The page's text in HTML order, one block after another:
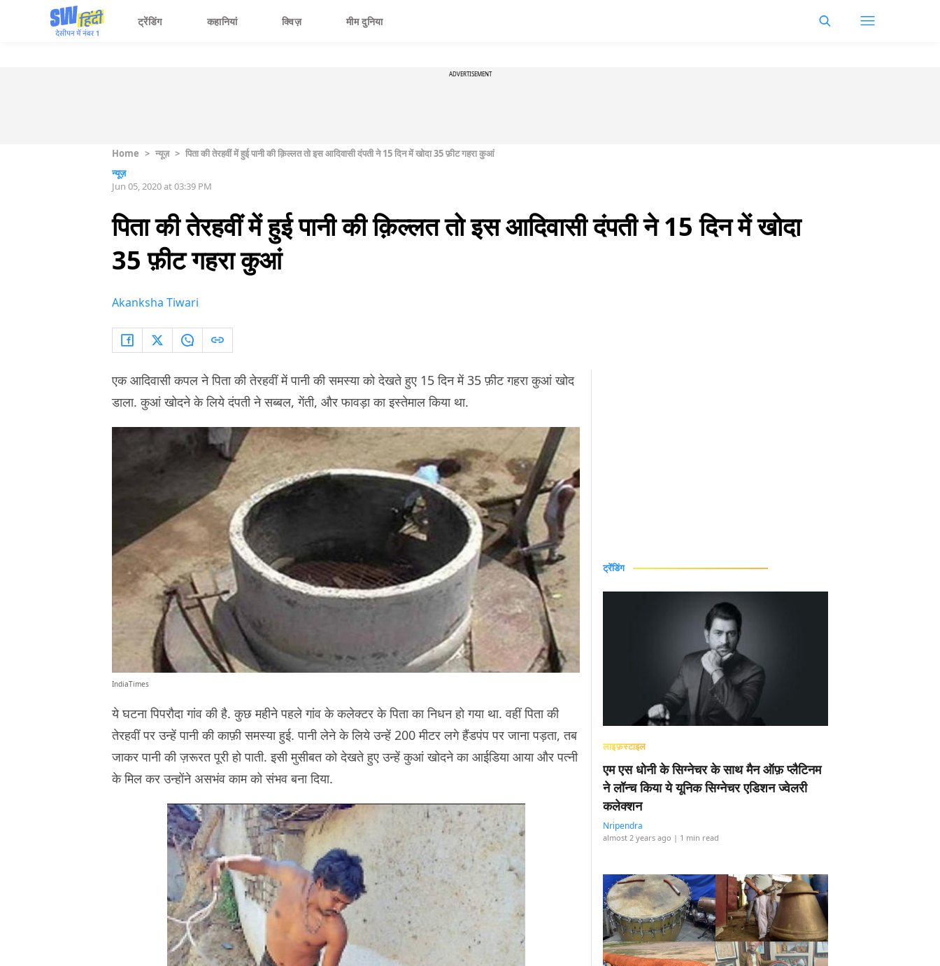
ट्रेंडिंग कहानियां क्विज़ मीम दुनिया
ADVERTISEMENT
Home > न्यूज़ > पिता की तेरहवीं में हुई पानी की क़िल्लत तो इस आदिवासी दंपती ने 15 दिन में खाेदा 35 फ़ीट गहरा कुआं
न्यूज़
Jun 05, 2020 at 03:39 PM
पिता की तेरहवीं में हुई पानी की क़िल्लत तो इस आदिवासी दंपती ने 15 दिन में खाेदा
35 फ़ीट गहरा कुआं
Akanksha Tiwari
एक आदिवासी कपल ने पिता की तेरहवीं में पानी की समस्या को देखते हुए 15 दिन में 35 फ़ीट गहरा कुआं खोद
डाला. कुआं खोदने के लिये दंपती ने सब्बल, गेंती, और फावड़ा का इस्तेमाल किया था.
IndiaTimes
ये घटना पिपरौदा गांव की है. कुछ महीने पहले गांव के कलेक्टर के पिता का निधन हो गया था. वहीं पिता की
तेरहवीं पर उन्हें पानी की काफ़ी समस्या हुई. पानी लेने के लिये उन्हें 200 मीटर लगे हैंडपंप पर जाना पड़ता, तब
जाकर पानी की ज़रूरत पूरी हो पाती. इसी मुसीबत को देखते हुए उन्हें कुआं खोदने का आईडिया आया और पत्नी
के मिल कर उन्होंने असभंव काम को संभव बना दिया.
ट्रेंडिंग
लाइफ़स्टाइल
एम एस धोनी के सिग्नेचर के साथ मैन ऑफ़ प्लैटिनम
ने लॉन्च किया ये यूनिक सिग्नेचर एडिशन ज्वेलरी
कलेक्शन
Nripendra
almost 2 years ago | 1 min read